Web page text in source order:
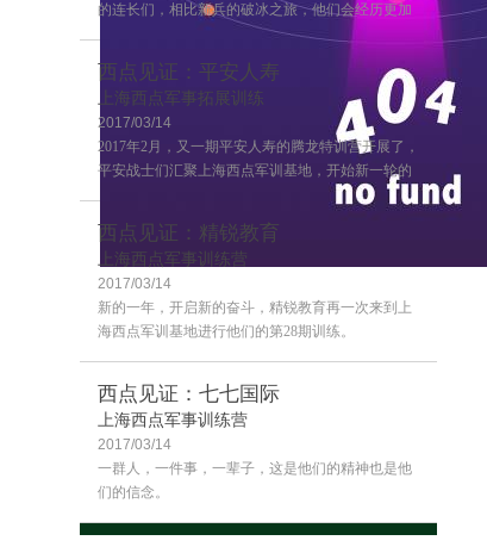
客户评价
的连长们，相比新兵的破冰之旅，他们会经历更加
严格的训练，这也是兄弟连连长训练的第二期，来
西点见证：平安人寿
上海西点军事拓展训练
2017/03/14
2017年2月，又一期平安人寿的腾龙特训营开展了，
平安战士们汇聚上海西点军训基地，开始新一轮的
西点见证：精锐教育
上海西点军事训练营
2017/03/14
新的一年，开启新的奋斗，精锐教育再一次来到上
海西点军训基地进行他们的第28期训练。
西点见证：七七国际
上海西点军事训练营
2017/03/14
一群人，一件事，一辈子，这是他们的精神也是他
们的信念。